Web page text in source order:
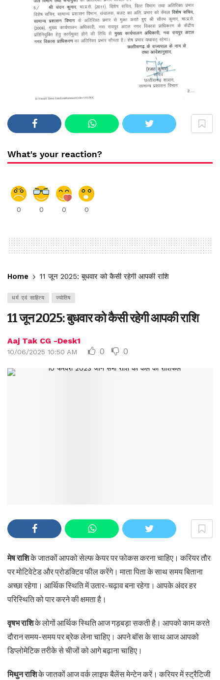
What's your reaction?
0 0 0 0
Home 11 जून 2025: बुधवार को कैसी रहेगी आपकी राशि
धर्म एवं साहित्य ज्योतिष
11 जून 2025: बुधवार को कैसी रहेगी आपकी राशि
Aaj Tak CG -Desk1
10/06/2025 10:50 AM 0 0
मेष राशिके जातकों आपको सेल्फ केयर पर फोकस करना चाहिए। करियर तौर
पर मोटिवेटेड और प्रोडक्टिव फील करेंगे। माता पिता के साथ समय बिताना
अच्छा रहेगा। आर्थिक स्थिति में उतार-चढ़ाव बना रहेगा। आपके अंदर हर
परिस्थिति को पार करने की क्षमता है।
वृषभ राशिके लोगों आर्थिक स्थिति आज गड़बड़ा सकती है। आपको काम करते
दौरान समय-समय पर ब्रेक लेना चाहिए। अपने बॉस के साथ आज आपको
डिप्लोमेटिक तरीके से चीजों को आगे बढ़ाना चाहिए।
मिथुन राशिके जातकों आज वर्क लाइफ बैलेंस मेन्टेन करें। करियर में स्ट्रैटिजी